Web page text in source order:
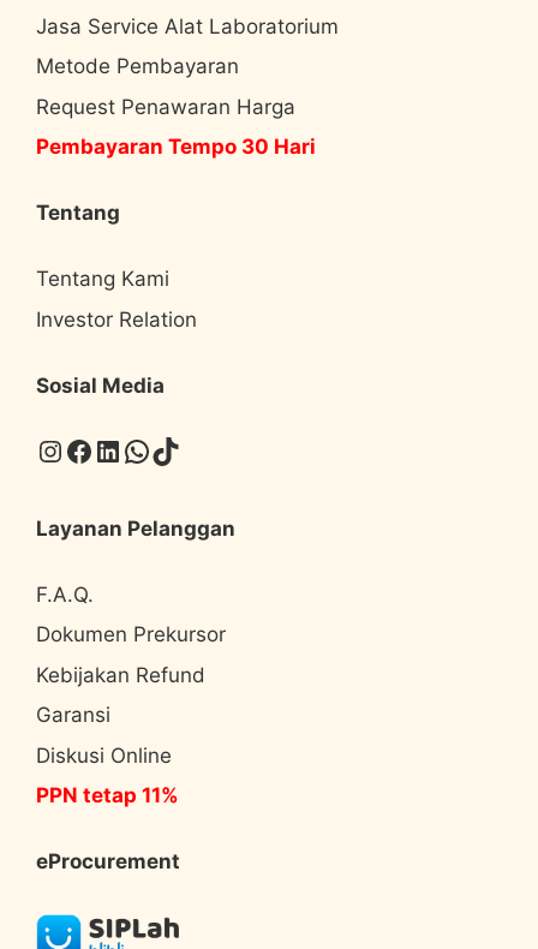
Jasa Service Alat Laboratorium
Metode Pembayaran
Request Penawaran Harga
Pembayaran Tempo 30 Hari
Tentang
Tentang Kami
Investor Relation
Sosial Media
Instagram
Facebook
LinkedIn
WhatsApp
TikTok
Layanan Pelanggan
F.A.Q.
Dokumen Prekursor
Kebijakan Refund
Garansi
Diskusi Online
PPN tetap 11%
eProcurement